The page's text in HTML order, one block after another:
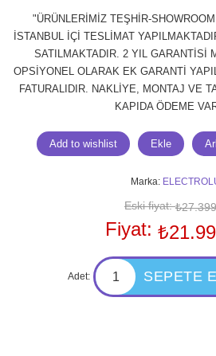
"ÜRÜNLERİMİZ TEŞHİR-
İSTANBUL İÇİ TESLİMAT
SATILMAKTADIR. 2 YIL GARANTİSİ
OPSİYONEL OLARAK EK GARANTİ
FATURALIDIR. NAKLİYE, MONTAJ VE
KAPIDA ÖDEME
Marka:
Eski fiyat:
Fiyat:
Adet: